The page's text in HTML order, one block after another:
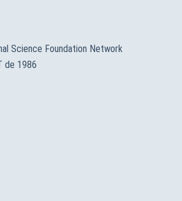
Science Foundation Network
de 1986